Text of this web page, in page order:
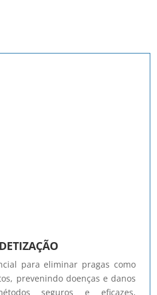
para eliminar pragas como
prevenindo doenças e danos
seguros e eficazes,